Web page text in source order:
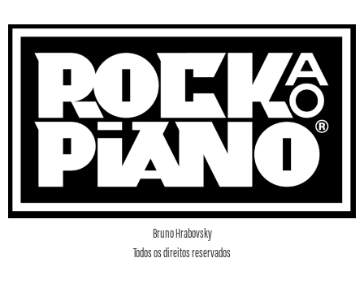
Bruno Hrabovsky
Todos os direitos reservados